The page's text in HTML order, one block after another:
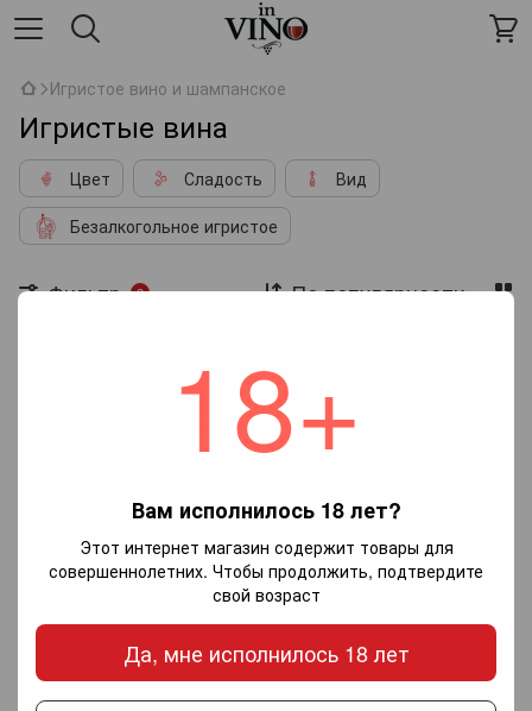
18+
Вам исполнилось 18 лет?
Этот интернет магазин содержит товары для
совершеннолетних. Чтобы продолжить, подтвердите
свой возраст
Да, мне исполнилось 18 лет
Игристое вино и шампанское
Игристые вина
Цвет Сладость
Вид
Безалкогольное игристое
Фильтр 2 По популярности
Игристое розовое сухое вино